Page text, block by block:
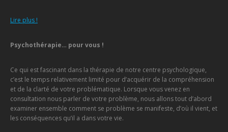
Lire plus !
Psychothérapie… pour vous !
Ce qui est fascinant dans la thérapie de notre centre psychologique,
c’est le temps relativement limité pour d’acquérir de la compréhension
et de la clarté de votre problématique. Lorsque vous venez en
consultation nous parler de votre problème, nous allons tout d’abord
examiner ensemble comment se problème se manifeste, d’où il vient, et
les conséquences qu’il a dans votre vie.